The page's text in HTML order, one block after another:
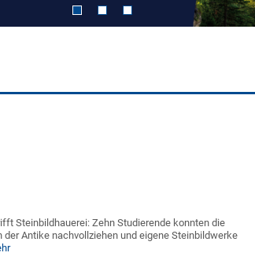
Steinbildhauerei: Zehn Studierende konnten die
der Antike nachvollziehen und eigene Steinbildwerke